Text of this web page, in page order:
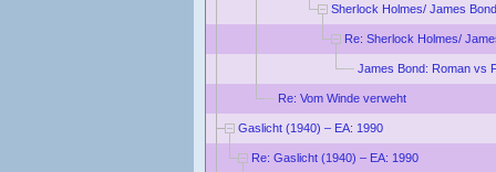
Sherlock Holmes/ James
Re: Sherlock Holmes/
James Bond: Roman vs
Re: Vom Winde verweht
Gaslicht (1940) – EA: 1990
Re: Gaslicht (1940) – EA: 1990